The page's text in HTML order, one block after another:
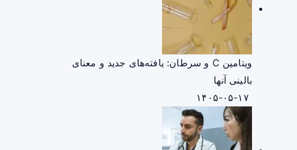
ویتامین C و سرطان: یافته‌های جدید و معنای
بالینی آنها